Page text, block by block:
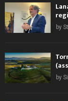
by
by